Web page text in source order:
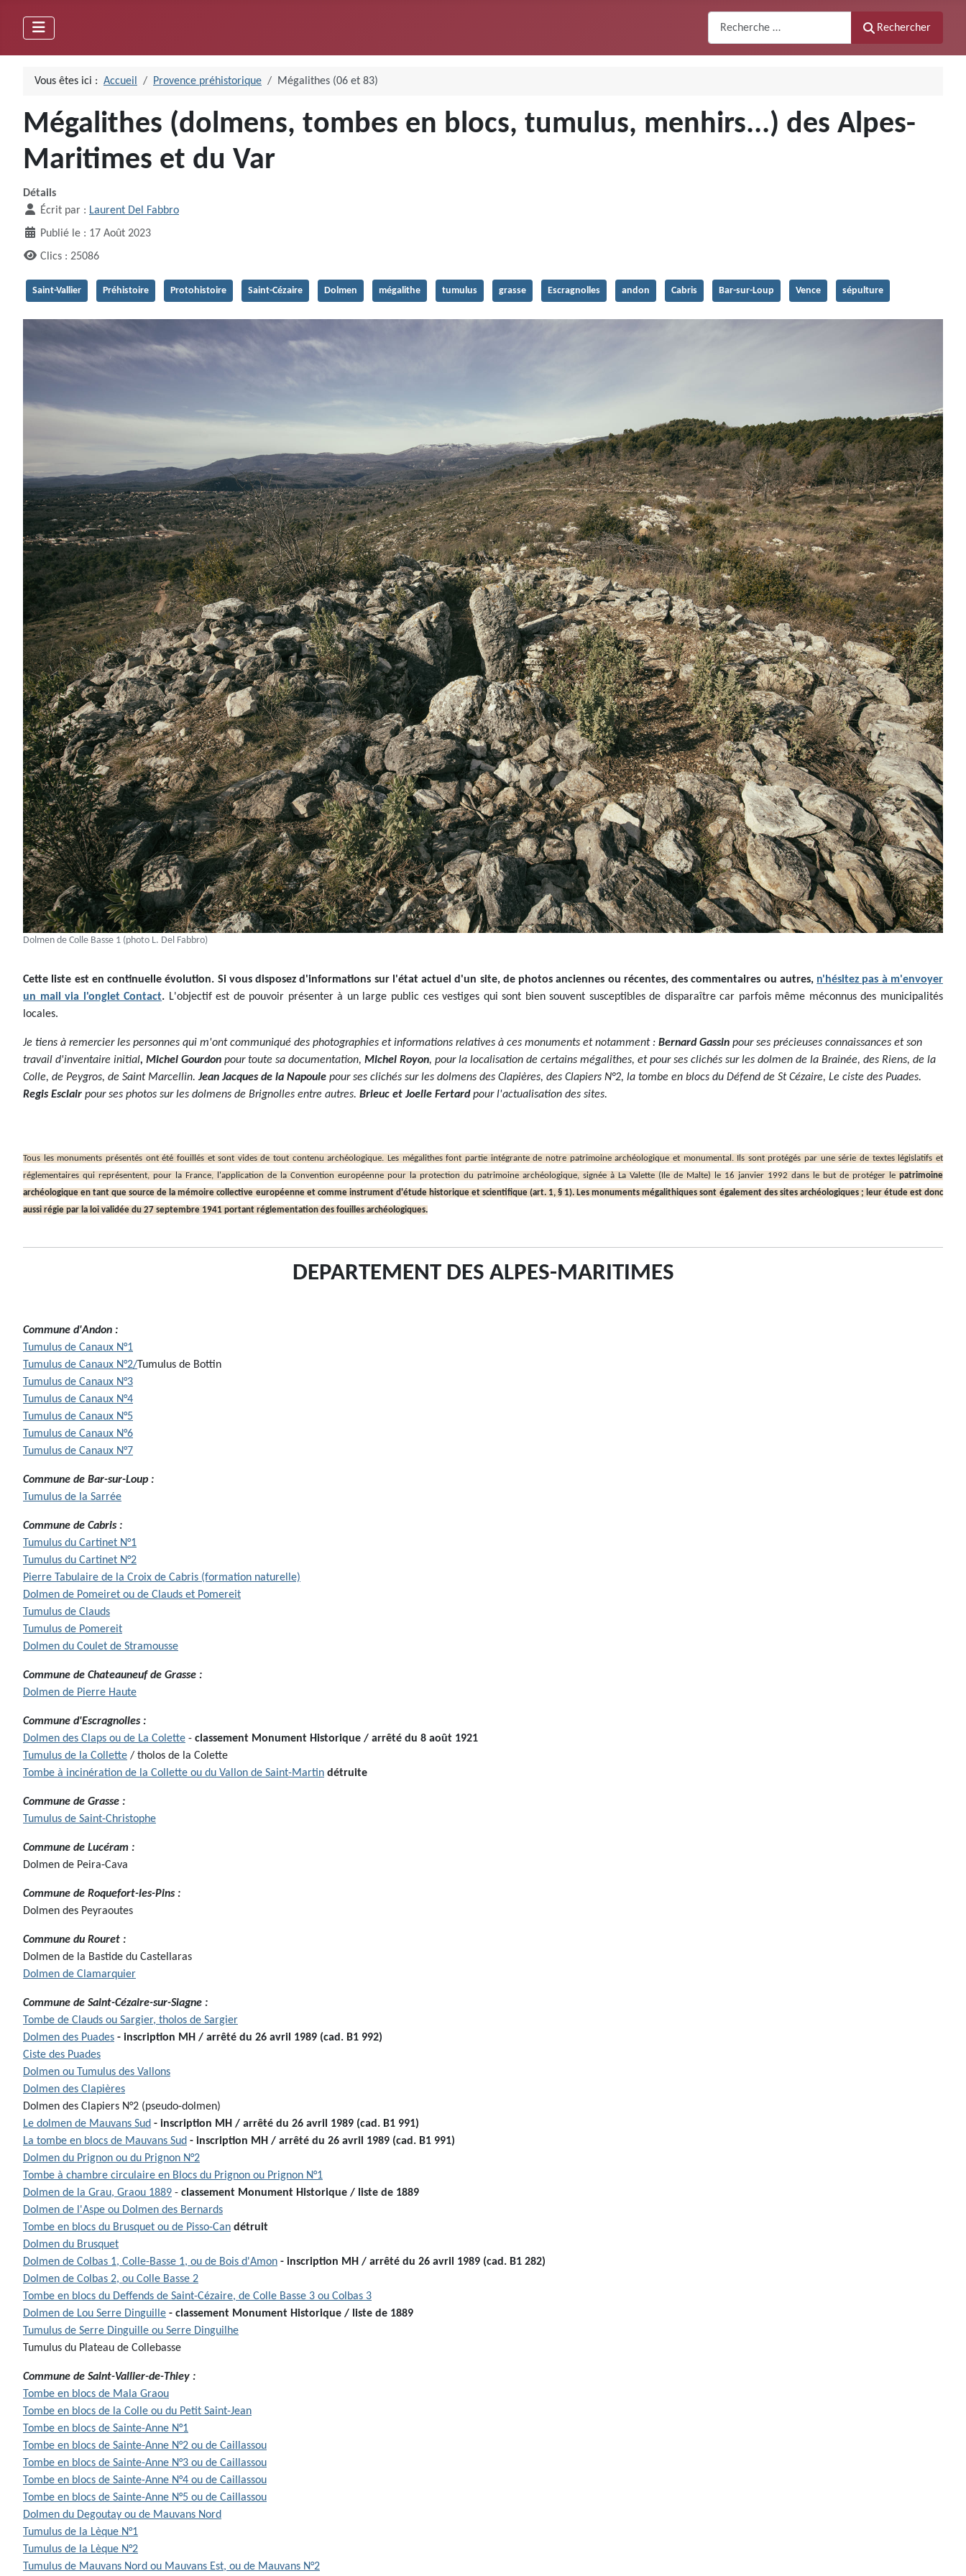
Rechercher
Vous êtes ici : Accueil Provence préhistorique Mégalithes (06 et 83)
Mégalithes (dolmens, tombes en blocs, tumulus, menhirs...) des Alpes-
Maritimes et du Var
Détails
Écrit par : Laurent Del Fabbro
Publié le : 17 Août 2023
Clics : 25086
Saint-Vallier Préhistoire Protohistoire Saint-Cézaire Dolmen mégalithe tumulus grasse Escragnolles andon Cabris Bar-sur-Loup Vence sépulture
Dolmen de Colle Basse 1 (photo L. Del Fabbro)
Cette liste est en continuelle évolution. Si vous disposez d'informations sur l'état actuel d'un site, de photos anciennes ou récentes, des commentaires ou autres, n'hésitez pas à m'envoyer
un mail via l'onglet Contact. L'objectif est de pouvoir présenter à un large public ces vestiges qui sont bien souvent susceptibles de disparaître car parfois même méconnus des municipalités
locales.
Je tiens à remercier les personnes qui m'ont communiqué des photographies et informations relatives à ces monuments et notamment : Bernard Gassin pour ses précieuses connaissances et son
travail d'inventaire initial, Michel Gourdon pour toute sa documentation, Michel Royon, pour la localisation de certains mégalithes, et pour ses clichés sur les dolmen de la Brainée, des Riens, de la
Colle, de Peygros, de Saint Marcellin.Jean Jacques de la Napoule pour ses clichés sur les dolmens des Clapières, des Clapiers N°2, la tombe en blocs du Défend de St Cézaire, Le ciste des Puades.
Regis Esclair pour ses photos sur les dolmens de Brignolles entre autres. Brieuc et Joelle Fertardpour l'actualisation des sites.
Tous les monuments présentés ont été fouillés et sont vides de tout contenu archéologique. Les mégalithes font partie intégrante de notre patrimoine archéologique et monumental. Ils sont protégés par une série de textes législatifs et
réglementaires qui représentent, pour la France, l'application de la Convention européenne pour la protection du patrimoine archéologique, signée à La Valette (Ile de Malte) le 16 janvier 1992 dans le but de protéger le patrimoine
archéologique en tant que source de la mémoire collective européenne et comme instrument d'étude historique et scientifique (art. 1, § 1). Les monuments mégalithiques sont également des sites archéologiques ; leur étude est donc
aussi régie par la loi validée du 27 septembre 1941 portant réglementation des fouilles archéologiques.
DEPARTEMENT DES ALPES-MARITIMES
Commune d'Andon :
Tumulus de Canaux N°1
Tumulus de Canaux N°2/Tumulus de Bottin
Tumulus de Canaux N°3
Tumulus de Canaux N°4
Tumulus de Canaux N°5
Tumulus de Canaux N°6
Tumulus de Canaux N°7
Commune de Bar-sur-Loup :
Tumulus de la Sarrée
Commune de Cabris :
Tumulus du Cartinet N°1
Tumulus du Cartinet N°2
Pierre Tabulaire de la Croix de Cabris (formation naturelle)
Dolmen de Pomeiret ou de Clauds et Pomereit
Tumulus de Clauds
Tumulus de Pomereit
Dolmen du Coulet de Stramousse
Commune de Chateauneuf de Grasse :
Dolmen de Pierre Haute
Commune d'Escragnolles :
Dolmen des Claps ou de La Colette - classement Monument Historique / arrêté du 8 août 1921
Tumulus de la Collette / tholos de la Colette
Tombe à incinération de la Collette ou du Vallon de Saint-Martin détruite
Commune de Grasse :
Tumulus de Saint-Christophe
Commune de Lucéram :
Dolmen de Peira-Cava
Commune de Roquefort-les-Pins :
Dolmen des Peyraoutes
Commune du Rouret :
Dolmen de la Bastide du Castellaras
Dolmen de Clamarquier
Commune de Saint-Cézaire-sur-Siagne :
Tombe de Clauds ou Sargier, tholos de Sargier
Dolmen des Puades - inscription MH / arrêté du 26 avril 1989 (cad. B1 992)
Ciste des Puades
Dolmen ou Tumulus des Vallons
Dolmen des Clapières
Dolmen des Clapiers N°2 (pseudo-dolmen)
Le dolmen de Mauvans Sud - inscription MH / arrêté du 26 avril 1989 (cad. B1 991)
La tombe en blocs de Mauvans Sud - inscription MH / arrêté du 26 avril 1989 (cad. B1 991)
Dolmen du Prignon ou du Prignon N°2
Tombe à chambre circulaire en Blocs du Prignon ou Prignon N°1
Dolmen de la Grau, Graou 1889 - classement Monument Historique / liste de 1889
Dolmen de l'Aspe ou Dolmen des Bernards
Tombe en blocs du Brusquet ou de Pisso-Can détruit
Dolmen du Brusquet
Dolmen de Colbas 1, Colle-Basse 1, ou de Bois d'Amon - inscription MH / arrêté du 26 avril 1989 (cad. B1 282)
Dolmen de Colbas 2, ou Colle Basse 2
Tombe en blocs du Deffends de Saint-Cézaire, de Colle Basse 3 ou Colbas 3
Dolmen de Lou Serre Dinguille - classement Monument Historique / liste de 1889
Tumulus de Serre Dinguille ou Serre Dinguilhe
Tumulus du Plateau de Collebasse
Commune de Saint-Vallier-de-Thiey :
Tombe en blocs de Mala Graou
Tombe en blocs de la Colle ou du Petit Saint-Jean
Tombe en blocs de Sainte-Anne N°1
Tombe en blocs de Sainte-Anne N°2 ou de Caillassou
Tombe en blocs de Sainte-Anne N°3 ou de Caillassou
Tombe en blocs de Sainte-Anne N°4 ou de Caillassou
Tombe en blocs de Sainte-Anne N°5 ou de Caillassou
Dolmen du Degoutay ou de Mauvans Nord
Tumulus de la Lèque N°1
Tumulus de la Lèque N°2
Tumulus de Mauvans Nord ou Mauvans Est, ou de Mauvans N°2